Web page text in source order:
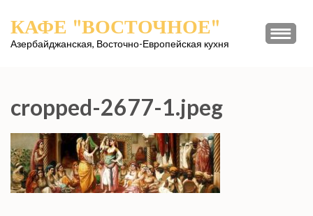
содержимому
КАФЕ "ВОСТОЧНОЕ"
Азербайджанская, Восточно-Европейская кухня
cropped-2677-1.jpeg